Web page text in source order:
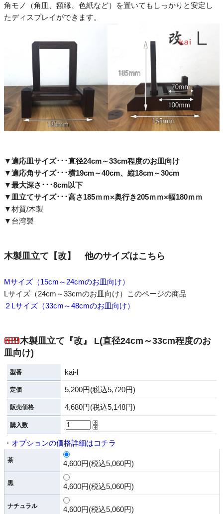
角モノ（角皿、額縁、色紙など）を置いてもしっかりと安定し
たディスプレイができます。
▼適応皿サイズ･･･直径24cm～33cm程度のお皿向け
▼適応角サイズ･･･横19cm～40cm、縦18cm～30cm
▼最大深さ･･･8cm以下
▼ 皿立てサイズ･･･高さ185ｍｍ×奥行き205ｍｍ×幅180ｍｍ
▼材質/木製
▼台湾製
木製皿立て【改】 他のサイズはこちら
Mサイズ（15cm～24cmのお皿向け）
Lサイズ（24cm～33cmのお皿向け）このページの商品
２Lサイズ（33cm～48cmのお皿向け）
木製皿立て『改』 L(直径24cm～33cm程度のお
皿向け)
型番 kai-l
定価 5,200円(税込5,720円)
販売価格 4,680円(税込5,148円)
購入数
・ オプションの価格詳細はコチラ
茶 4,600円(税込5,060円)
黒 4,600円(税込5,060円)
ナチュラル 4,600円(税込5,060円)